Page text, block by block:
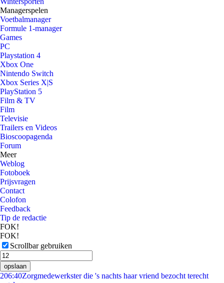
Managerspelen
Voetbalmanager
Formule 1-manager
Games
PC
Playstation 4
Xbox One
Nintendo Switch
Xbox Series X|S
PlayStation 5
Film & TV
Film
Televisie
Trailers en Videos
Bioscoopagenda
Forum
Meer
Weblog
Fotoboek
Prijsvragen
Contact
Colofon
Feedback
Tip de redactie
FOK!
FOK!
Scrollbar gebruiken
opslaan
206:40Zorgmedewerkster die 's nachts haar vriend bezocht terecht